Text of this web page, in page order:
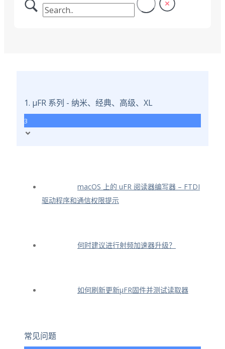
1. μFR 系列 - 纳米、经典、高级、XL
3
macOS 上的 uFR 阅读器编写器 – FTDI
驱动程序和通信权限提示
何时建议进行射频加速器升级？
如何刷新更新μFR固件并测试读取器
常见问题